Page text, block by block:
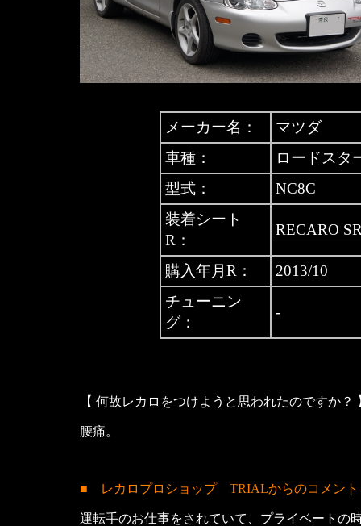
メーカー名：
マツダ
車種：
ロードスタ
型式：
NC8C
装着シート
R：
RECARO
購入年月R：
2013/10
チューニン
グ：
-
【 何故レカロをつけようと思われたのですか？
腰痛。
■ レカロプロショップ TRIALからのコメン
運転手のお仕事をされていて、プライベートの